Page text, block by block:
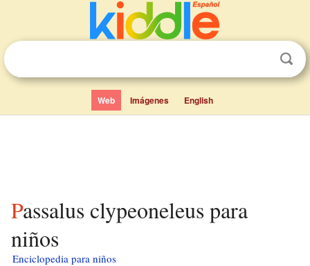
Web Imágenes English
Passalus clypeoneleus para
niños
Enciclopedia para niños